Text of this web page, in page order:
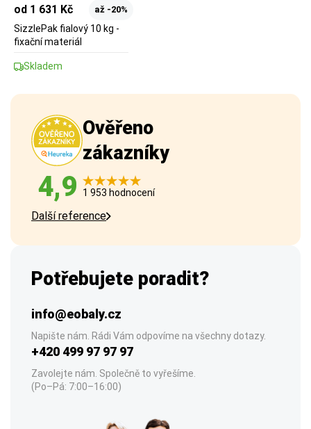
od 1 631 Kč až -20%
SizzlePak fialový 10 kg -
fixační materiál
Skladem
Ověřeno
zákazníky
4,9 1 953 hodnocení
Další reference
Potřebujete poradit?
info@eobaly.cz
Napište nám. Rádi Vám odpovíme na všechny dotazy.
+420 499 97 97 97
Zavolejte nám. Společně to vyřešíme.
(Po–Pá: 7:00–16:00)